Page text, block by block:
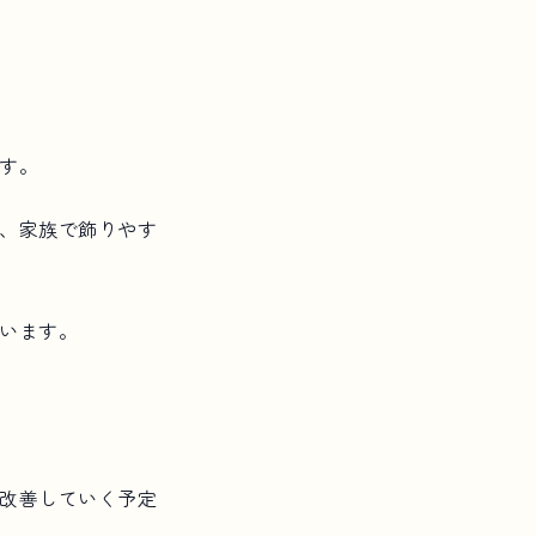
。
家族で飾りやす
ます。
善していく予定